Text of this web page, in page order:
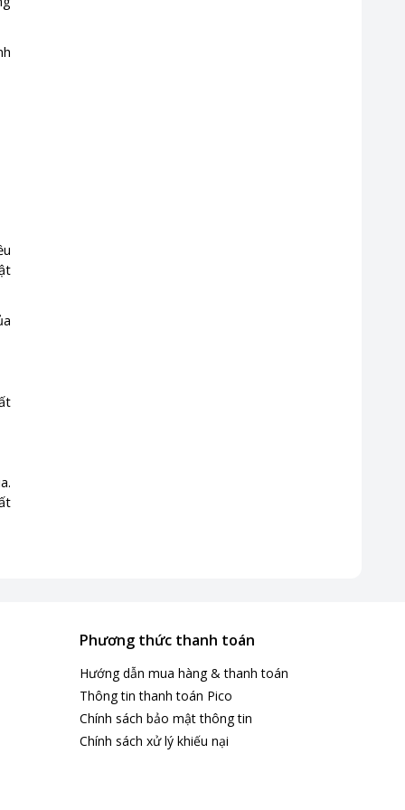
Phương thức thanh toán
Hướng dẫn mua hàng & thanh toán
Thông tin thanh toán Pico
Chính sách bảo mật thông tin
Chính sách xử lý khiếu nại